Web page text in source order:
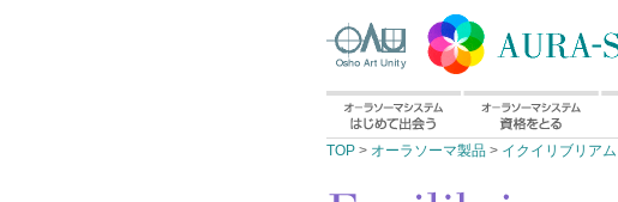
TOP > オーラソーマ製品 > イクイリブリアム